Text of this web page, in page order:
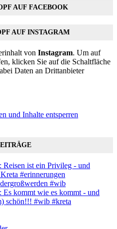
AUF FACEBOOK
AUF INSTAGRAM
von Instagram. Um auf
klicken Sie auf die Schaltfläche
Daten an Drittanbieter
und Inhalte entsperren
Reisen ist ein Privileg - und
#erinnerungen
#wib
Es kommt wie es kommt - und
schön!!! #wib #kreta